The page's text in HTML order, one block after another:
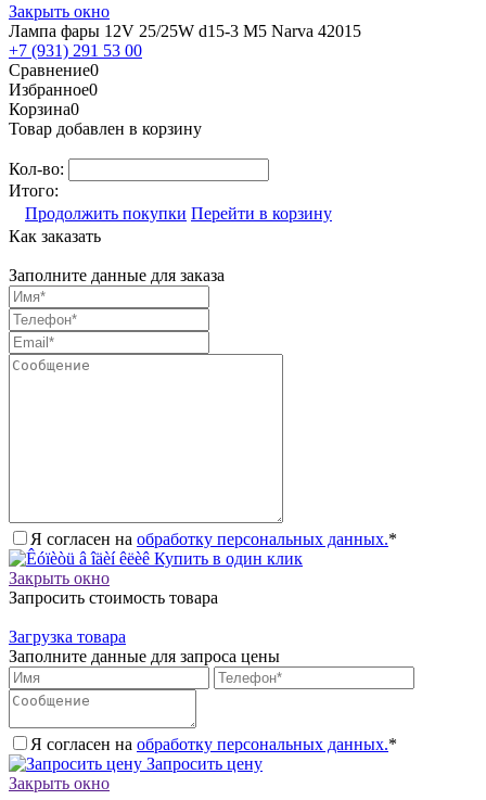
Закрыть окно
Лампа фары 12V 25/25W d15-3 M5 Narva 42015
+7 (931) 291 53 00
Сравнение0
Избранное0
Корзина0
Товар добавлен в корзину
Кол-во:
Итого:
Продолжить покупки Перейти в корзину
Как заказать
Заполните данные для заказа
Я согласен на обработку персональных данных.*
Купить в один клик
Закрыть окно
Запросить стоимость товара
Загрузка товара
Заполните данные для запроса цены
Я согласен на обработку персональных данных.*
Запросить цену
Закрыть окно